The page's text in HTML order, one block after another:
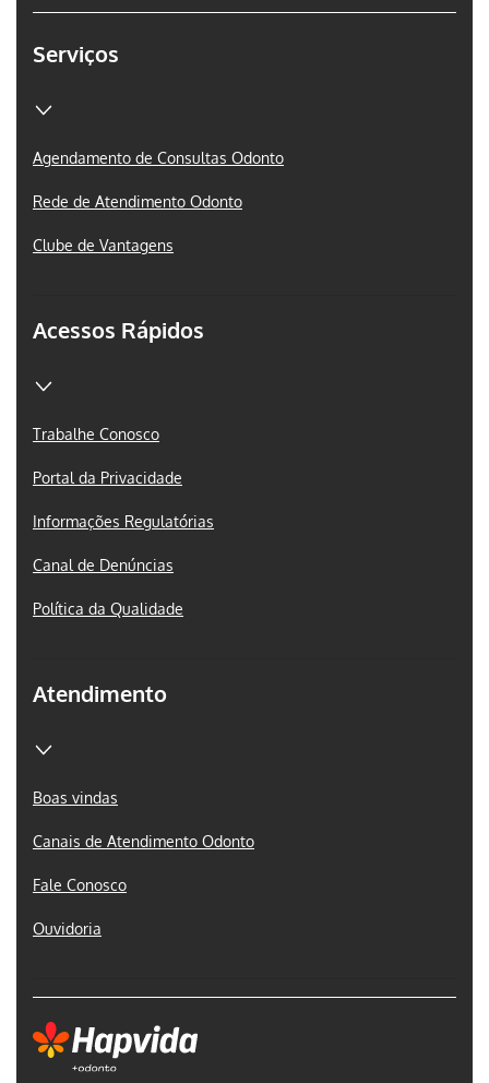
Serviços
Agendamento de Consultas Odonto
Rede de Atendimento Odonto
Clube de Vantagens
Acessos Rápidos
Trabalhe Conosco
Portal da Privacidade
Informações Regulatórias
Canal de Denúncias
Política da Qualidade
Atendimento
Boas vindas
Canais de Atendimento Odonto
Fale Conosco
Ouvidoria